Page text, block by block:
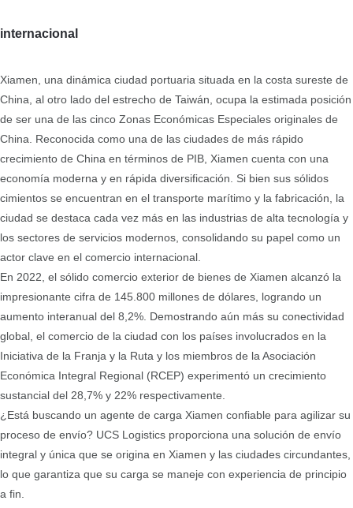
internacional
Xiamen, una dinámica ciudad portuaria situada en la costa sureste de
China, al otro lado del estrecho de Taiwán, ocupa la estimada posición
de ser una de las cinco Zonas Económicas Especiales originales de
China. Reconocida como una de las ciudades de más rápido
crecimiento de China en términos de PIB, Xiamen cuenta con una
economía moderna y en rápida diversificación. Si bien sus sólidos
cimientos se encuentran en el transporte marítimo y la fabricación, la
ciudad se destaca cada vez más en las industrias de alta tecnología y
los sectores de servicios modernos, consolidando su papel como un
actor clave en el comercio internacional.
En 2022, el sólido comercio exterior de bienes de Xiamen alcanzó la
impresionante cifra de 145.800 millones de dólares, logrando un
aumento interanual del 8,2%. Demostrando aún más su conectividad
global, el comercio de la ciudad con los países involucrados en la
Iniciativa de la Franja y la Ruta y los miembros de la Asociación
Económica Integral Regional (RCEP) experimentó un crecimiento
sustancial del 28,7% y 22% respectivamente.
¿Está buscando un agente de carga Xiamen confiable para agilizar su
proceso de envío? UCS Logistics proporciona una solución de envío
integral y única que se origina en Xiamen y las ciudades circundantes,
lo que garantiza que su carga se maneje con experiencia de principio
a fin.